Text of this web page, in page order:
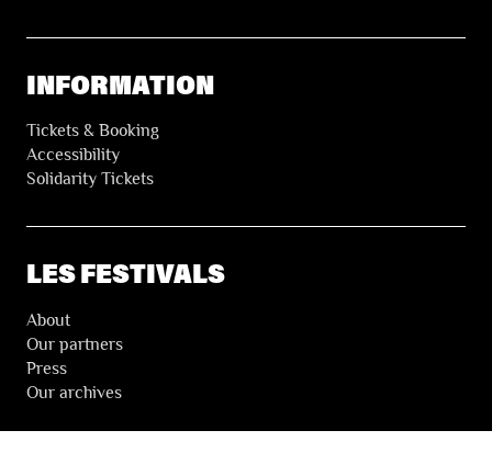
INFORMATION
Tickets & Booking
Accessibility
Solidarity Tickets
LES FESTIVALS
About
Our partners
Press
Our archives